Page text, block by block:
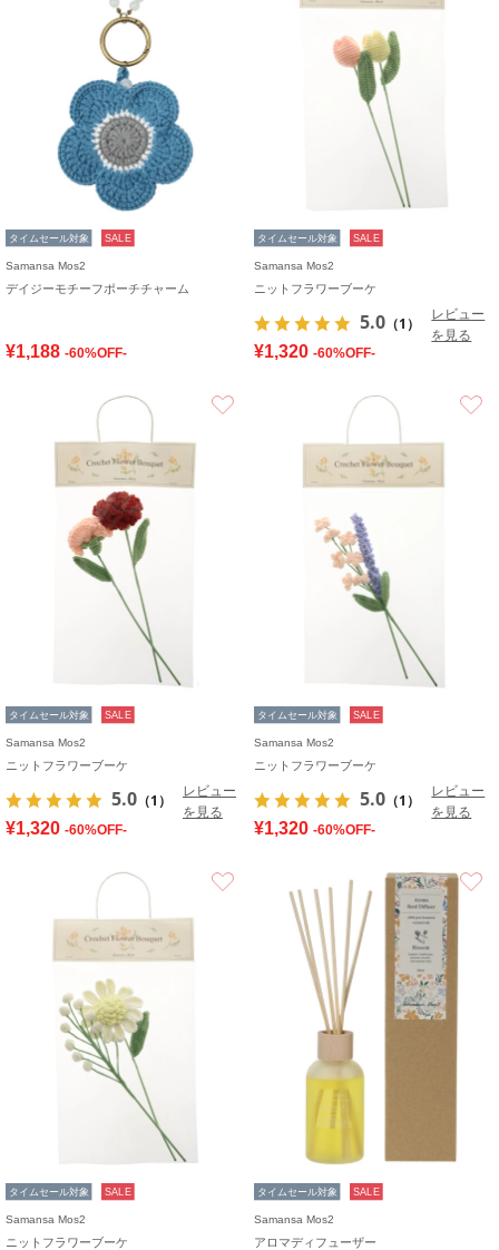
タイムセール対象 SALE
Samansa Mos2
デイジーモチーフポーチチャーム
¥1,188 -60%OFF-
タイムセール対象 SALE
Samansa Mos2
ニットフラワーブーケ
5.0 （1）
レビュー
を見る
¥1,320 -60%OFF-
タイムセール対象 SALE
Samansa Mos2
ニットフラワーブーケ
5.0 （1）
レビュー
を見る
¥1,320 -60%OFF-
タイムセール対象 SALE
Samansa Mos2
ニットフラワーブーケ
5.0 （1）
レビュー
を見る
¥1,320 -60%OFF-
タイムセール対象 SALE
Samansa Mos2
ニットフラワーブーケ
タイムセール対象 SALE
Samansa Mos2
アロマディフューザー